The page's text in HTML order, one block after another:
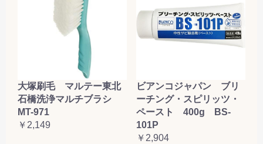
大塚刷毛 マルテー東北
石橋洗浄マルチブラシ
MT-971
￥2,149
ビアンコジャパン ブリ
ーチング・スピリッツ・
ペースト 400g BS-
101P
￥2,904